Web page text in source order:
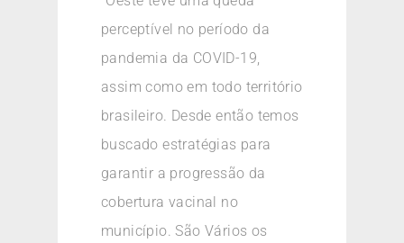
perceptível no período da
pandemia da COVID-19,
assim como em todo território
brasileiro. Desde então temos
buscado estratégias para
garantir a progressão da
cobertura vacinal no
município. São Vários os